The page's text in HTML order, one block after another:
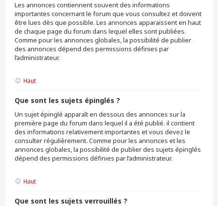
Les annonces contiennent souvent des informations
importantes concernant le forum que vous consultez et doivent
être lues dès que possible. Les annonces apparaissent en haut
de chaque page du forum dans lequel elles sont publiées.
Comme pour les annonces globales, la possibilité de publier
des annonces dépend des permissions définies par
l’administrateur.
Haut
Que sont les sujets épinglés ?
Un sujet épinglé apparaît en dessous des annonces sur la
première page du forum dans lequel il a été publié. il contient
des informations relativement importantes et vous devez le
consulter régulièrement. Comme pour les annonces et les
annonces globales, la possibilité de publier des sujets épinglés
dépend des permissions définies par l’administrateur.
Haut
Que sont les sujets verrouillés ?